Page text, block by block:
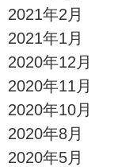
2021年2月
2021年1月
2020年12月
2020年11月
2020年10月
2020年8月
2020年5月